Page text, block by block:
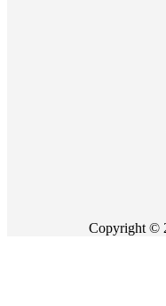
Copyright ©